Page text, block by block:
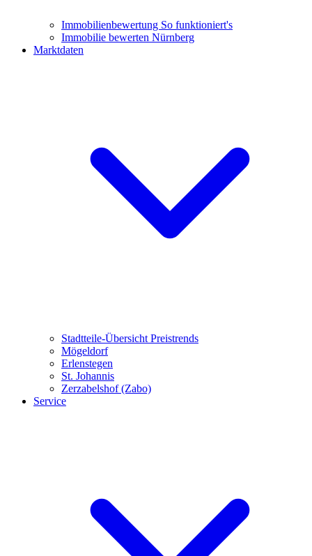
Immobilienbewertung So funktioniert's
Immobilie bewerten Nürnberg
Marktdaten
Stadtteile-Übersicht Preistrends
Mögeldorf
Erlenstegen
St. Johannis
Zerzabelshof (Zabo)
Service